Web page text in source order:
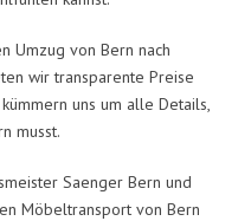
Umzug von Bern nach
wir transparente Preise
uns um alle Details,
musst.
Saenger Bern und
Möbeltransport von Bern